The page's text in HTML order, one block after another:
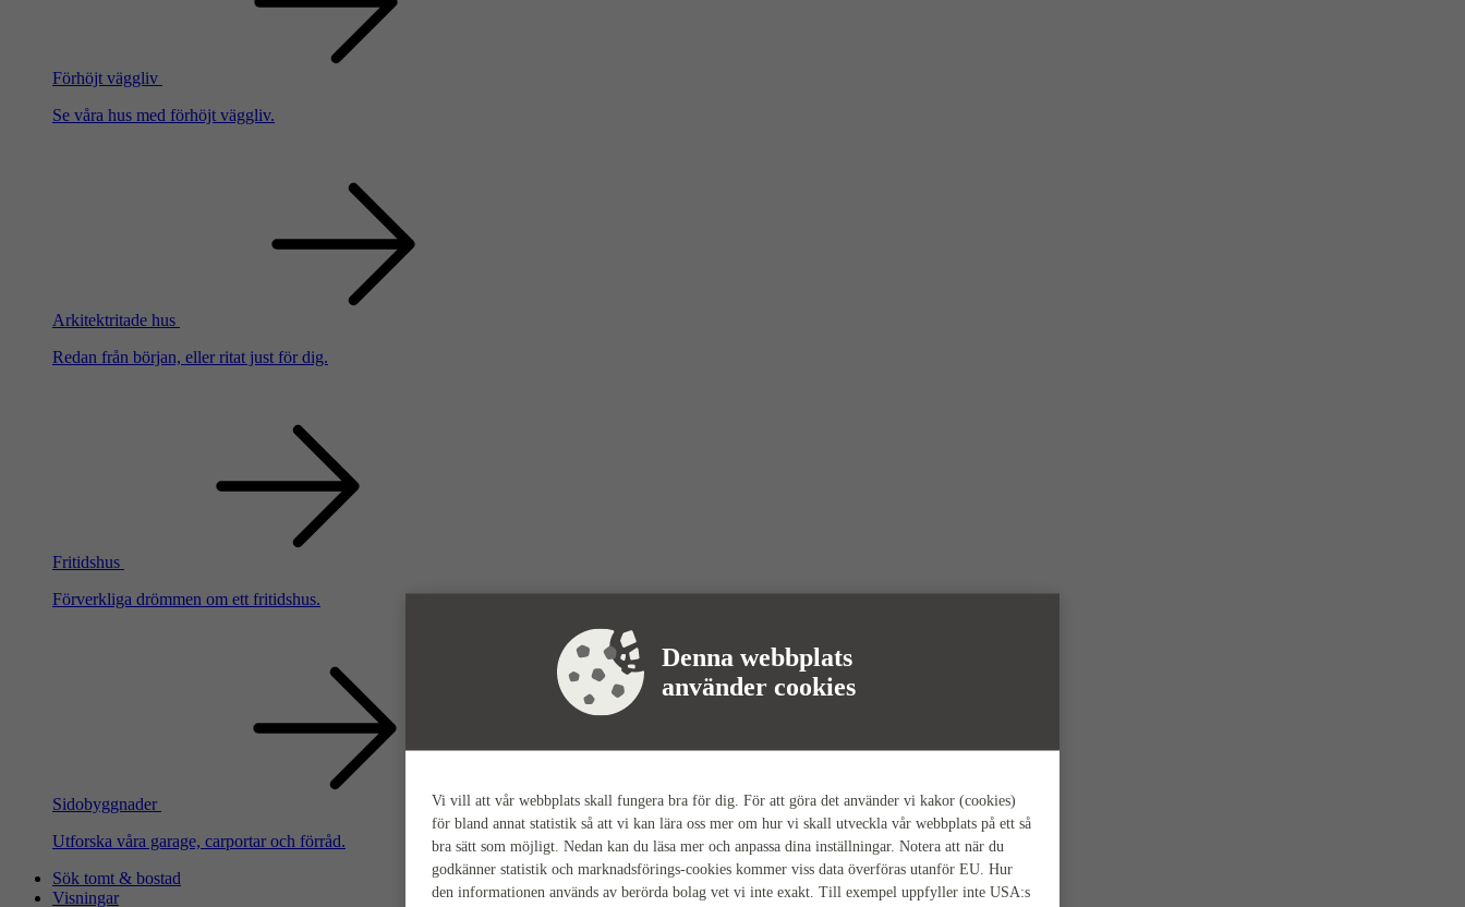
Denna webbplats
använder cookies
Vi vill att vår webbplats skall fungera bra för dig. För att göra det använder vi kakor (cookies)
för bland annat statistik så att vi kan lära oss mer om hur vi skall utveckla vår webbplats på ett så
bra sätt som möjligt. Nedan kan du läsa mer och anpassa dina inställningar. Notera att när du
godkänner statistik och marknadsförings-cookies kommer viss data överföras utanför EU. Hur
den informationen används av berörda bolag vet vi inte exakt. Till exempel uppfyller inte USA:s
Förhöjt väggliv
Se våra hus med förhöjt väggliv.
Arkitektritade hus
Redan från början, eller ritat just för dig.
Fritidshus
Förverkliga drömmen om ett fritidshus.
Sidobyggnader
Utforska våra garage, carportar och förråd.
Sök tomt & bostad
Visningar